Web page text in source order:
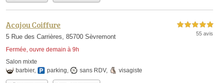
Acajou Coiffure
5 Rue des Carrières, 85700 Sèvremont
Fermée, ouvre demain à 9h
5,0 étoiles sur 5
55 avis
Salon mixte
barbier, parking sans RDV, visagiste